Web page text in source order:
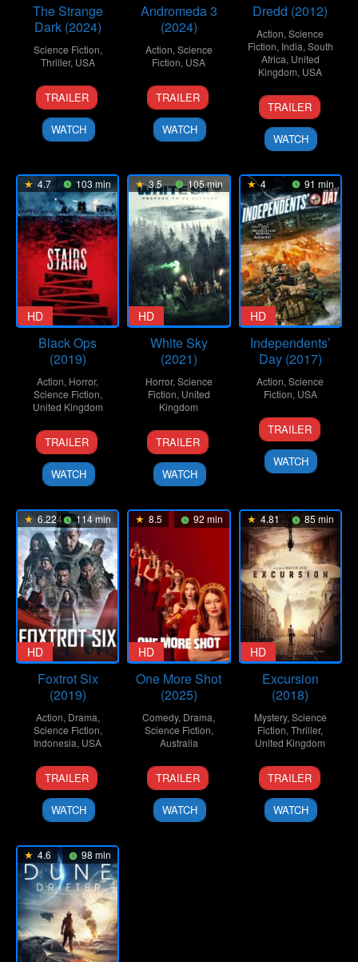
The Strange
Dark (2024)
Science Fiction,
Thriller, USA
1
Jun
2024
Chris
Messineo
TRAILER
WATCH
Andromeda 3
(2024)
Action, Science
Fiction, USA
1
Feb
2024
Brett
Bentman
TRAILER
WATCH
Dredd (2012)
Action,Science
Fiction, India, South
Africa, United
Kingdom, USA
7
Sep
2012
Vinca
Cox
TRAILER
WATCH
4.7 103 min
HD
Black Ops
(2019)
Action, Horror,
Science Fiction,
United Kingdom
17
Oct
2019
Tom
Paton
TRAILER
WATCH
3.5 105 min
HD
White Sky
(2021)
Horror,Science
Fiction, United
Kingdom
19
Oct
2021
Adam
Wilson
TRAILER
WATCH
4 91 min
HD
Independents’
Day (2017)
Action,Science
Fiction, USA
6
Dec
2017
Laura
Beth
Love
TRAILER
WATCH
6.224 114 min
HD
Foxtrot Six
(2019)
Action, Drama,
Science Fiction,
Indonesia, USA
21
Feb
2019
Narendra
Santosa
TRAILER
WATCH
8.5 92 min
HD
One More Shot
(2025)
Comedy, Drama,
Science Fiction,
Australia
12
Dec
2025
Nicholas
Clifford
TRAILER
WATCH
4.81 85 min
HD
Excursion
(2018)
Mystery,Science
Fiction,Thriller,
United Kingdom
11
Jan
2018
Martin
Grof
TRAILER
WATCH
4.6 98 min